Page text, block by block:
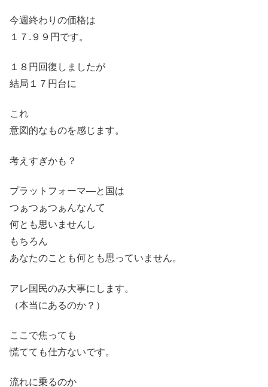
今週終わりの価格は
１７.９９円です。
１８円回復しましたが
結局１７円台に
これ
意図的なものを感じます。
考えすぎかも？
プラットフォーマ―と国は
つぁつぁつぁんなんて
何とも思いませんし
もちろん
あなたのことも何とも思っていません。
アレ国民のみ大事にします。
（本当にあるのか？）
ここで焦っても
慌てても仕方ないです。
流れに乗るのか